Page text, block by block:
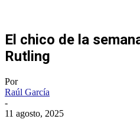
El chico de la
Rutling
Por
Raúl García
-
11 agosto, 2025